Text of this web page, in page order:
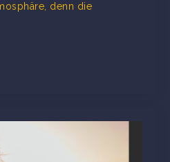
denn die